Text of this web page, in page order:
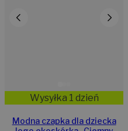
Wysyłka 1 dzień
Modna czapka dla dziecka